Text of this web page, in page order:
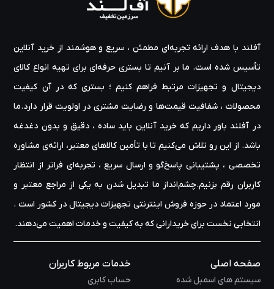
آفلند با هدف ارائه‌ تجربه‌ای مطمئن ، سریع و هوشمند از خرید آنلاین
تأسیس شده است. ما بر آنیم تا بستری حرفه‌ای برای تهیه‌ انواع کالای
دیجیتال و تجهیزات مرتبط فراهم کنیم ؛ بستری که در آن کیفیت
محصولات ، شفافیت قیمت‌ها و رضایت مشتری در اولویت قرار دارد.ما
در آفلند باور داریم که خرید آنلاین باید ساده ، دقیق و بدون دغدغه
باشد. از این رو تلاش می‌کنیم تا با تأمین کالاهای معتبر، ارائه‌ی مشاوره‌
تخصصی ، پشتیبانی پاسخ‌گو و ارسال سریع ، تجربه‌ای فراتر از انتظار
کاربران رقم بزنیم.چشم‌انداز ما تبدیل شدن به یکی از مراجع معتبر و
مورد اعتماد در حوزه‌ فروش اینترنتی تجهیزات دیجیتال در کشور است .
انتخابی نخست برای خریدارانی که به کیفیت و خدمات اهمیت می‌دهند.
صفحه اصلی
سیستم های اسمبل شده
خدمات مربوط کاربران
حساب کابری